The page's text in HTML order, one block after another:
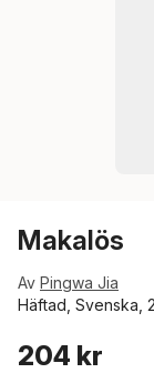
Makalös
Av Pingwa Jia
Häftad, Svenska,
204 kr